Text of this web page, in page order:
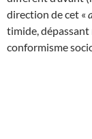
direction de cet «
timide,
conformisme